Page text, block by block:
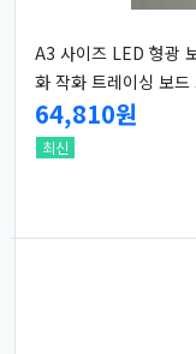
A3 사이즈 LED 형광
화 작화 트레이싱 보드
64,810원
최신